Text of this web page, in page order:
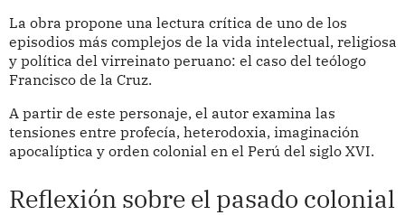
La obra propone una lectura crítica de uno de los
episodios más complejos de la vida intelectual, religiosa
y política del virreinato peruano: el caso del teólogo
Francisco de la Cruz.
A partir de este personaje, el autor examina las
tensiones entre profecía, heterodoxia, imaginación
apocalíptica y orden colonial en el Perú del siglo XVI.
Reflexión sobre el pasado colonial